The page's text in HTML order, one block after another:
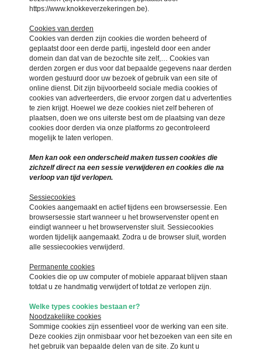
https://www.knokkeverzekeringen.be).
Cookies van derden
Cookies van derden zijn cookies die worden beheerd of
geplaatst door een derde partij, ingesteld door een ander
domein dan dat van de bezochte site zelf,… Cookies van
derden zorgen er dus voor dat bepaalde gegevens naar derden
worden gestuurd door uw bezoek of gebruik van een site of
online dienst. Dit zijn bijvoorbeeld sociale media cookies of
cookies van adverteerders, die ervoor zorgen dat u advertenties
te zien krijgt. Hoewel we deze cookies niet zelf beheren of
plaatsen, doen we ons uiterste best om de plaatsing van deze
cookies door derden via onze platforms zo gecontroleerd
mogelijk te laten verlopen.
Men kan ook een onderscheid maken tussen cookies die
zichzelf direct na een sessie verwijderen en cookies die na
verloop van tijd verlopen.
Sessiecookies
Cookies aangemaakt en actief tijdens een browsersessie. Een
browsersessie start wanneer u het browservenster opent en
eindigt wanneer u het browservenster sluit. Sessiecookies
worden tijdelijk aangemaakt. Zodra u de browser sluit, worden
alle sessiecookies verwijderd.
Permanente cookies
Cookies die op uw computer of mobiele apparaat blijven staan
totdat u ze handmatig verwijdert of totdat ze verlopen zijn.
Welke types cookies bestaan er?
Noodzakelijke cookies
Sommige cookies zijn essentieel voor de werking van een site.
Deze cookies zijn onmisbaar voor het bezoeken van een site en
het gebruik van bepaalde delen van de site. Zo kunt u